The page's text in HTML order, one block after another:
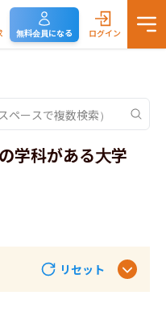
無料会員になる ログイン
学科がある大学
リセット